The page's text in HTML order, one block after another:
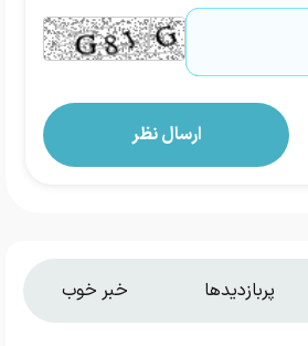
پربازدیدها خبر خوب